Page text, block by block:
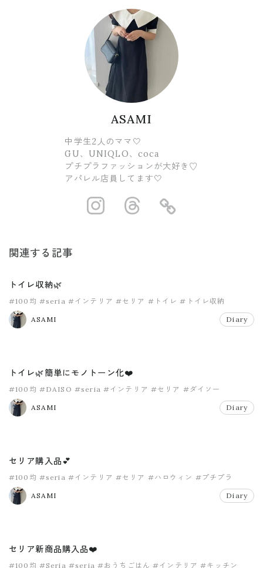
ASAMI
中学生2人のママ🤍
GU、UNIQLO、coca
プチプラファッションが大好き♡
アパレル店員してます🤍
https://https://
関連する記事
トイレ収納🌿
#100均 #seria #インテリア #セリア #トイレ #トイレ収納
ASAMI Diary
トイレ🌿簡単にモノトーン化❤️
#100均 #DAISO #seria #インテリア #セリア #ダイソー
ASAMI Diary
セリア購入品💕
#100均 #seria #インテリア #セリア #ハロウィン #プチプラ
ASAMI Diary
セリア新商品購入品❤️
#100均 #Seria #seria #おうちごはん #インテリア #キッチン